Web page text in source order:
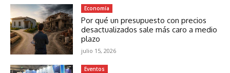
Economía
Por qué un presupuesto con precios
desactualizados sale más caro a medio
plazo
julio 15, 2026
Eventos